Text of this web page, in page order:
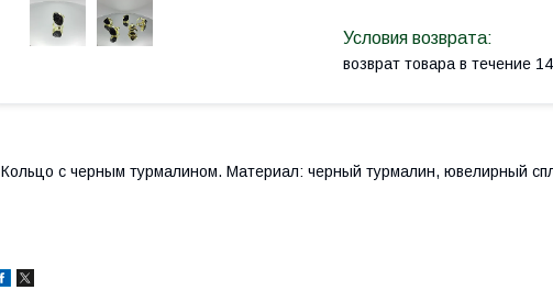
возврат товара в течение
Кольцо с черным турмалином. Материал: черный турмалин, ювелирный